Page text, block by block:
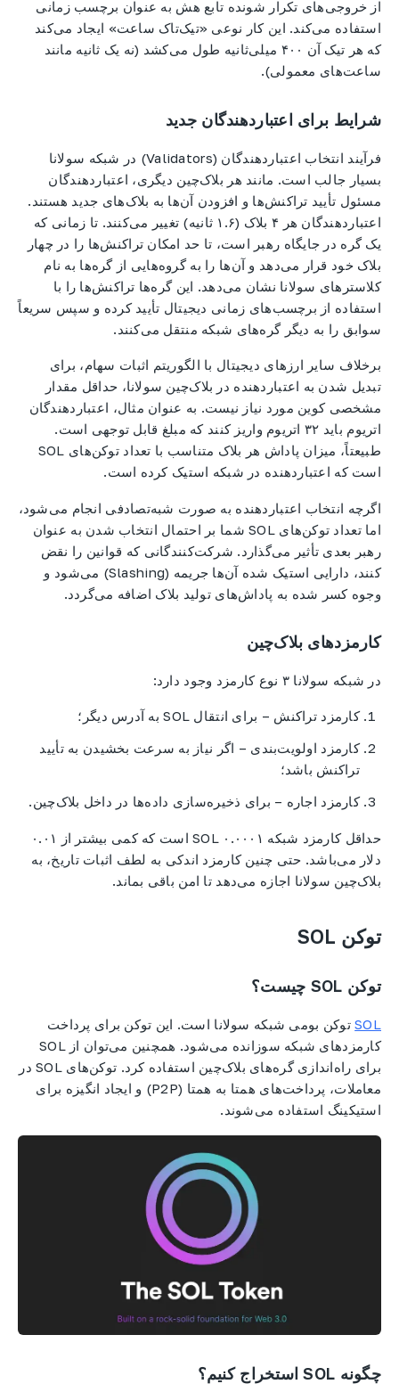
از خروجی‌های تکرار شونده تابع هش به عنوان برچسب زمانی
استفاده می‌کند. این کار نوعی «تیک‌تاک ساعت» ایجاد می‌کند
که هر تیک آن ۴۰۰ میلی‌ثانیه طول می‌کشد (نه یک ثانیه مانند
ساعت‌های معمولی).
شرایط برای اعتباردهندگان جدید
فرآیند انتخاب اعتباردهندگان (Validators) در شبکه سولانا
بسیار جالب است. مانند هر بلاک‌چین دیگری، اعتباردهندگان
مسئول تأیید تراکنش‌ها و افزودن آن‌ها به بلاک‌های جدید هستند.
اعتباردهندگان هر ۴ بلاک (۱.۶ ثانیه) تغییر می‌کنند. تا زمانی که
یک گره در جایگاه رهبر است، تا حد امکان تراکنش‌ها را در چهار
بلاک خود قرار می‌دهد و آن‌ها را به گروه‌هایی از گره‌ها به نام
کلاسترهای سولانا نشان می‌دهد. این گره‌ها تراکنش‌ها را با
استفاده از برچسب‌های زمانی دیجیتال تأیید کرده و سپس سریعاً
سوابق را به دیگر گره‌های شبکه منتقل می‌کنند.
برخلاف سایر ارزهای دیجیتال با الگوریتم اثبات سهام، برای
تبدیل شدن به اعتباردهنده در بلاک‌چین سولانا، حداقل مقدار
مشخصی کوین مورد نیاز نیست. به عنوان مثال، اعتباردهندگان
اتریوم باید ۳۲ اتریوم واریز کنند که مبلغ قابل توجهی است.
طبیعتاً، میزان پاداش هر بلاک متناسب با تعداد توکن‌های SOL
است که اعتباردهنده در شبکه استیک کرده است.
اگرچه انتخاب اعتباردهنده به صورت شبه‌تصادفی انجام می‌شود،
اما تعداد توکن‌های SOL شما بر احتمال انتخاب شدن به عنوان
رهبر بعدی تأثیر می‌گذارد. شرکت‌کنندگانی که قوانین را نقض
کنند، دارایی استیک شده آن‌ها جریمه (Slashing) می‌شود و
وجوه کسر شده به پاداش‌های تولید بلاک اضافه می‌گردد.
کارمزدهای بلاک‌چین
در شبکه سولانا ۳ نوع کارمزد وجود دارد:
کارمزد تراکنش – برای انتقال SOL به آدرس دیگر؛
کارمزد اولویت‌بندی – اگر نیاز به سرعت بخشیدن به تأیید
تراکنش باشد؛
کارمزد اجاره – برای ذخیره‌سازی داده‌ها در داخل بلاک‌چین.
حداقل کارمزد شبکه ۰.۰۰۰۱ SOL است که کمی بیشتر از ۰.۰۱
دلار می‌باشد. حتی چنین کارمزد اندکی به لطف اثبات تاریخ، به
بلاک‌چین سولانا اجازه می‌دهد تا امن باقی بماند.
توکن SOL
توکن SOL چیست؟
SOLتوکن بومی شبکه سولانا است. این توکن برای پرداخت
کارمزدهای شبکه سوزانده می‌شود. همچنین می‌توان از SOL
برای راه‌اندازی گره‌های بلاک‌چین استفاده کرد. توکن‌های SOL در
معاملات، پرداخت‌های همتا به همتا (P2P) و ایجاد انگیزه برای
استیکینگ استفاده می‌شوند.
چگونه SOL استخراج کنیم؟